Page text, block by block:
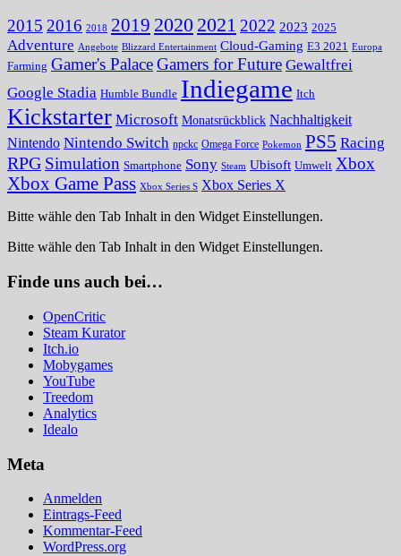
2015 2016 2018 2019 2020 2021 2022 2023 2025
Adventure Angebote Blizzard Entertainment Cloud-Gaming E3 2021 Europa
Farming Gamer's PalaceGamers for Future Gewaltfrei
Google Stadia Humble Bundle Indiegame Itch
Kickstarter Microsoft Monatsrückblick Nachhaltigkeit
Nintendo Nintendo Switch npckc Omega Force Pokemon PS5 Racing
RPG Simulation Smartphone Sony Steam Ubisoft Umwelt Xbox
Xbox Game Pass Xbox Series S Xbox Series X
Bitte wähle den Tab Inhalt in den Widget Einstellungen.
Bitte wähle den Tab Inhalt in den Widget Einstellungen.
Finde uns auch bei…
OpenCritic
Steam Kurator
Itch.io
Mobygames
YouTube
Treedom
Analytics
Idealo
Meta
Anmelden
Eintrags-Feed
Kommentar-Feed
WordPress.org